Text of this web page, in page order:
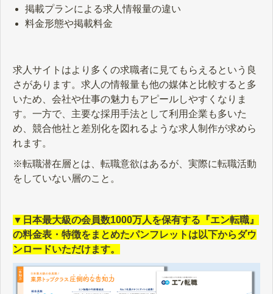
掲載プランによる求人情報量の違い
料金形態や掲載料金
求人サイトはより多くの求職者に見てもらえるという良
さがあります。求人の情報量も他の媒体と比較すると多
いため、会社や仕事の魅力もアピールしやすくなりま
す。一方で、主要な採用手法として利用企業も多いた
め、競合他社と差別化を図れるような求人制作が求めら
れます。
※転職潜在層とは、転職意欲はあるが、実際に転職活動
をしていない層のこと。
▼日本最大級の会員数1000万人を保有する『エン転職』
の料金表・特徴をまとめたパンフレットは以下からダウ
ンロードいただけます。